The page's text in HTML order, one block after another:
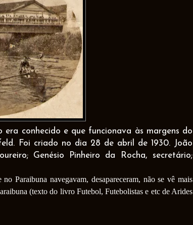
era conhecido e que funcionava às margens do
Foi criado no dia 28 de abril de 1930. João
Genésio Pinheiro da Rocha, secretário;
Paraibuna navegavam, desapareceram, não se vê mais
(texto do livro Futebol, Futebolistas e etc de Arides